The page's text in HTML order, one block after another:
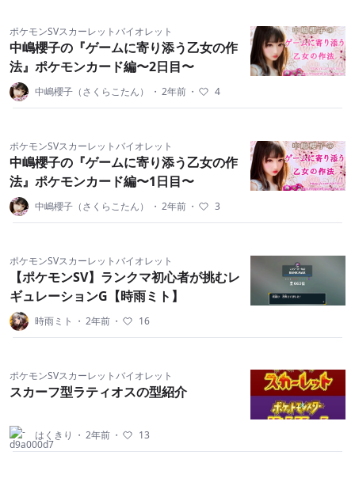
ポケモンSVスカーレットバイオレット
中嶋櫻子の『ゲームに寄り添う乙女の作
法』ポケモンカード編〜2日目〜
中嶋櫻子（さくらこたん） ・ 2年前 ・ 4
ポケモンSVスカーレットバイオレット
中嶋櫻子の『ゲームに寄り添う乙女の作
法』ポケモンカード編〜1日目〜
中嶋櫻子（さくらこたん） ・ 2年前 ・ 3
ポケモンSVスカーレットバイオレット
【ポケモンSV】ランクマ初心者が挑むレ
ギュレーションG【時雨ミト】
時雨ミト ・ 2年前 ・ 16
ポケモンSVスカーレットバイオレット
スカーフ型ラティオスの型紹介
はくきり ・ 2年前 ・ 13